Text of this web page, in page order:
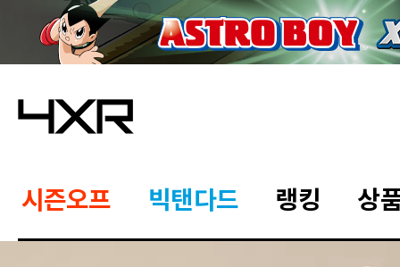
시즌오프 빅탠다드 랭킹 상